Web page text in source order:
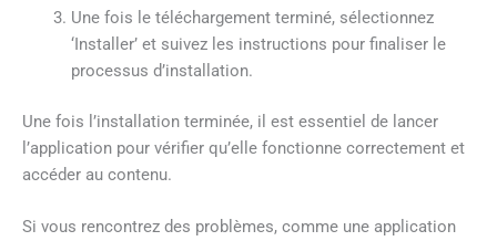
Une fois le téléchargement terminé, sélectionnez
‘Installer’ et suivez les instructions pour finaliser le
processus d’installation.
Une fois l’installation terminée, il est essentiel de lancer
l’application pour vérifier qu’elle fonctionne correctement et
accéder au contenu.
Si vous rencontrez des problèmes, comme une application